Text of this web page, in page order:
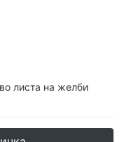
листа на желби